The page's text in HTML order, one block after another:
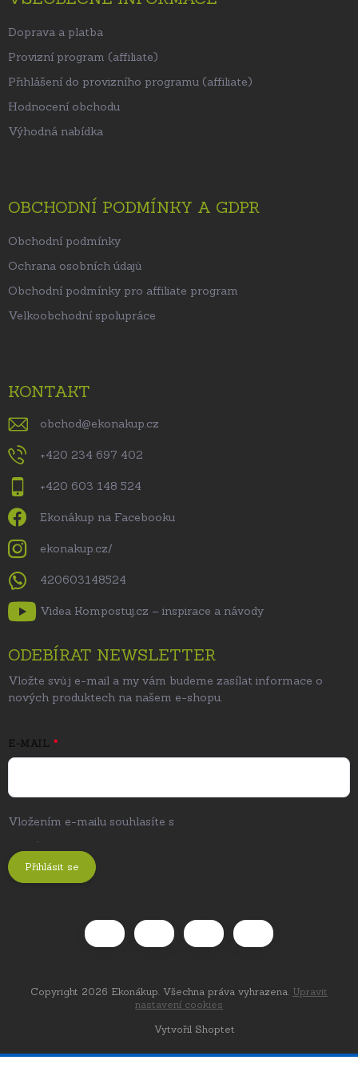
Doprava a platba
Provizní program (affiliate)
Přihlášení do provizního programu (affiliate)
Hodnocení obchodu
Výhodná nabídka
OBCHODNÍ PODMÍNKY A GDPR
Obchodní podmínky
Ochrana osobních údajů
Obchodní podmínky pro affiliate program
Velkoobchodní spolupráce
KONTAKT
obchod@ekonakup.cz
+420 234 697 402
+420 603 148 524
Ekonákup na Facebooku
ekonakup.cz/
420603148524
Videa Kompostuj.cz – inspirace a návody
ODEBÍRAT NEWSLETTER
Vložte svůj e-mail a my vám budeme zasílat informace o
nových produktech na našem e-shopu.
E-MAIL
Vložením e-mailu souhlasíte s
.
Přihlásit se
Vytvořil Shoptet
Copyright 2026 Ekonákup. Všechna práva vyhrazena. Upravit
nastavení cookies